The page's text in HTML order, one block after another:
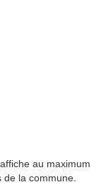
au maximum
la commune.